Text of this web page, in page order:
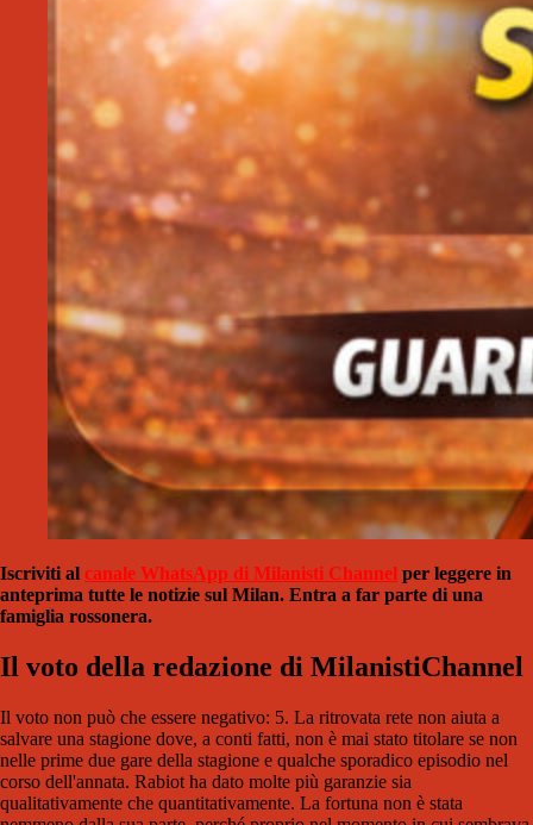
Iscriviti al canale WhatsApp di Milanisti Channel per leggere in
anteprima tutte le notizie sul Milan. Entra a far parte di una
famiglia rossonera.
Il voto della redazione di MilanistiChannel
Il voto non può che essere negativo: 5. La ritrovata rete non aiuta a
salvare una stagione dove, a conti fatti, non è mai stato titolare se non
nelle prime due gare della stagione e qualche sporadico episodio nel
corso dell'annata. Rabiot ha dato molte più garanzie sia
qualitativamente che quantitativamente. La fortuna non è stata